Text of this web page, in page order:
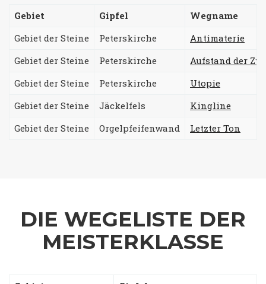
Gebiet Gipfel
Wegname
Gebiet der Steine
Peterskirche
Antimaterie
Gebiet der Steine
Peterskirche
Aufstand der
Gebiet der Steine
Peterskirche
Utopie
Gebiet der Steine
Jäckelfels
Kingline
Gebiet der Steine
Orgelpfeifenwand Letzter Ton
DIE WEGELISTE DER
MEISTERKLASSE